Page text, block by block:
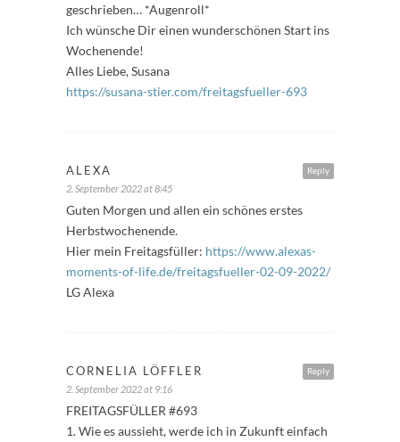
geschrieben… *Augenroll*
Ich wünsche Dir einen wunderschönen Start ins
Wochenende!
Alles Liebe, Susana
https://susana-stier.com/freitagsfueller-693
Reply
ALEXA
2. September 2022 at 8:45
Guten Morgen und allen ein schönes erstes
Herbstwochenende.
Hier mein Freitagsfüller: https://www.alexas-
moments-of-life.de/freitagsfueller-02-09-2022/
LG Alexa
Reply
CORNELIA LÖFFLER
2. September 2022 at 9:16
FREITAGSFÜLLER #693
1. Wie es aussieht, werde ich in Zukunft einfach